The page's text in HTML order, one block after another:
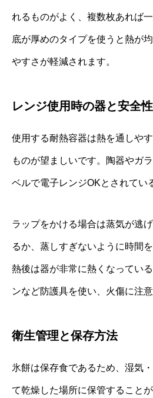
れるものがよく、複数枚あれば
底が厚めのタイプを使うと熱が
やすさが軽減されます。
レンジ使用時の器と安全
使用する耐熱容器は熱を通しや
ものが望ましいです。陶器やガ
ベルで電子レンジOKとされてい
ラップをかける場合は蒸気が逃
るか、蒸しすぎないように時間
熱後は器が非常に熱くなってい
ンなど防護具を使い、火傷に注意
衛生管理と保存方法
氷餅は保存食であるため、湿気
て乾燥した場所に保管すること